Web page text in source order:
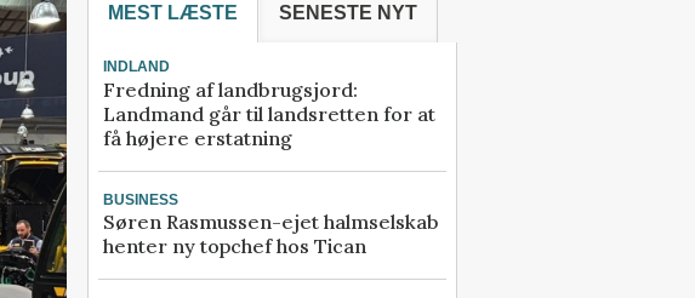
MEST LÆSTE SENESTE NYT
INDLAND
Fredning af landbrugsjord:
Landmand går til landsretten for at
få højere erstatning
BUSINESS
Søren Rasmussen-ejet halmselskab
henter ny topchef hos Tican